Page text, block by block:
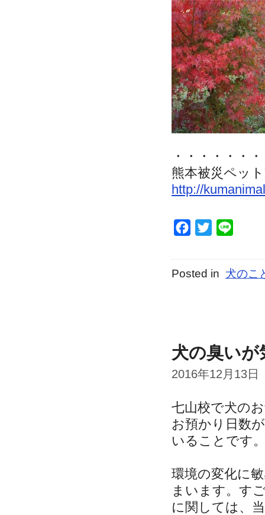
・・・・・・
熊本被災ペッ
http://
Facebook
Twitter
Posted in 犬のこ
犬の臭い
2016年12月13日
七山校で犬の
お預かり日数
いることです
環境の変化に
まいます。す
に関しては、